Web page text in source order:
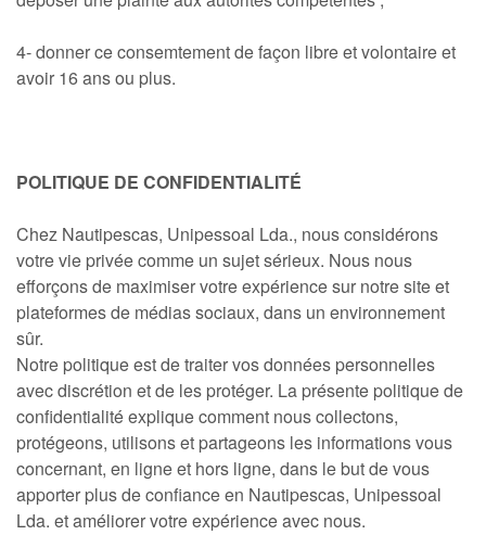
4- donner ce consemtement de façon libre et volontaire et
avoir 16 ans ou plus.
POLITIQUE DE CONFIDENTIALITÉ
Chez Nautipescas, Unipessoal Lda., nous considérons
votre vie privée comme un sujet sérieux. Nous nous
efforçons de maximiser votre expérience sur notre site et
plateformes de médias sociaux, dans un environnement
sûr.
Notre politique est de traiter vos données personnelles
avec discrétion et de les protéger. La présente politique de
confidentialité explique comment nous collectons,
protégeons, utilisons et partageons les informations vous
concernant, en ligne et hors ligne, dans le but de vous
apporter plus de confiance en Nautipescas, Unipessoal
Lda. et améliorer votre expérience avec nous.